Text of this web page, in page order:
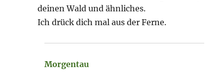
deinen Wald und ähnliches.
Ich drück dich mal aus der Ferne.
Morgentau